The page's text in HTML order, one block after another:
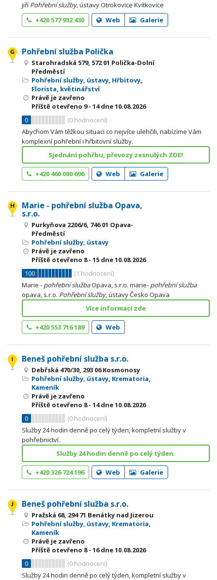
jiří Pohřebníslužby, ústavy Otrokovice Kvítkovice
+420 577 932 430
Web Galerie
Pohřební služba Polička
Starohradská 579, 572 01 Polička-Dolní
Předměstí
Pohřební služby, ústavy, Hřbitovy,
Florista, květinářství
Právě je zavřeno
Příště otevřeno 9 - 14dne 10.08.2026
0
(0 hodnocení)
Abychom Vám těžkou situaci co nejvíce ulehčili, nabízíme Vám
komplexní pohřební i hřbitovní služby.
Sjednání pohřbu, převozy zesnulých ZDE!
+420 460 000 696 Web Galerie
Marie - pohřební služba Opava,
s.r.o.
Purkyňova 2206/6, 746 01 Opava-
Předměstí
Pohřební služby, ústavy
Právě je zavřeno
Příště otevřeno 8 - 15 dne 10.08.2026
100
(1 hodnocení)
Marie - pohřebníslužbaOpava, s.r.o. marie- pohřebníslužba
opava, s.r.o. Pohřebníslužby, ústavy Česko Opava
Více informací zde
+420 553 716 189 Web
Beneš pohřební služba s.r.o.
Debřská 470/30, 293 06 Kosmonosy
Pohřební služby, ústavy, Krematoria,
Kameník
Právě je zavřeno
Příště otevřeno 8 - 14dne 10.08.2026
0
(0 hodnocení)
Služby 24 hodin denně po celý týden, kompletní služby v
pohřebnictví.
Služby 24 hodin denně po celý týden.
+420 326 724 196 Web Galerie
Beneš pohřební služba s.r.o.
Pražská 68, 294 71 Benátky nad Jizerou
Pohřební služby, ústavy, Krematoria,
Kameník
Právě je zavřeno
Příště otevřeno 8 - 16dne 10.08.2026
0
(0 hodnocení)
Služby 24 hodin denně po celý týden, kompletní služby v